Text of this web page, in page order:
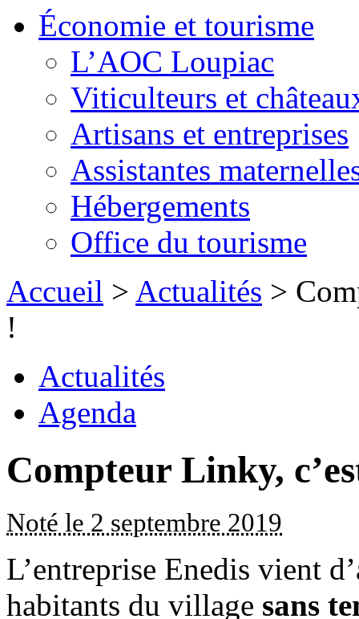
Économie et tourisme
L’AOC Loupiac
Viticulteurs et
Artisans et entreprises
Assistantes
Hébergements
Office du tourisme
Accueil > Actualités >
!
Actualités
Agenda
Compteur Linky,
Noté le 2 septembre 2019
L’entreprise Enedis vient
habitants du village sans